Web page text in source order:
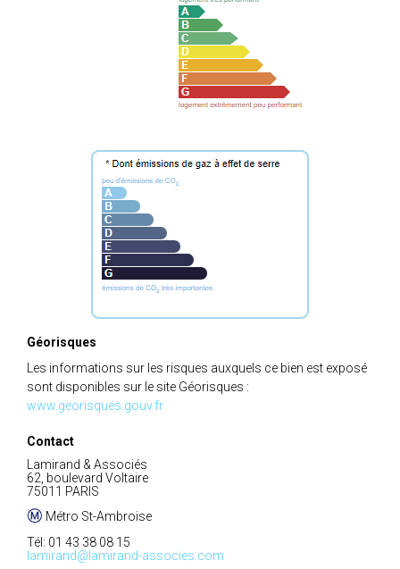
Géorisques
Les informations sur les risques auxquels ce bien est exposé
sont disponibles sur le site Géorisques :
www.georisques.gouv.fr
Contact
Lamirand & Associés
62, boulevard Voltaire
75011 PARIS
Métro St-Ambroise
Tél: 01 43 38 08 15
lamirand@lamirand-associes.com